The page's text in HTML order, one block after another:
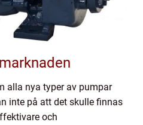
alla nya typer av pumpar
inte på att det skulle finnas
och